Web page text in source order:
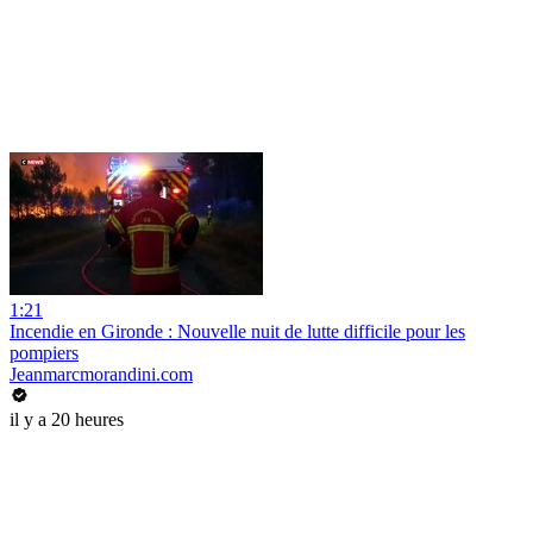
1:21
Incendie en Gironde : Nouvelle nuit de lutte difficile pour les
pompiers
Jeanmarcmorandini.com
il y a 20 heures